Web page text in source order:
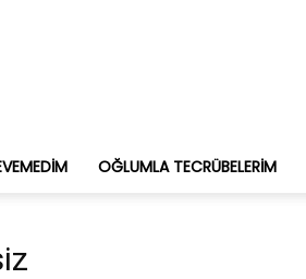
OĞLUMLA TECRÜBELERIM